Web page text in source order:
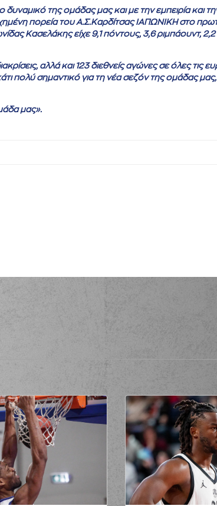
της ομάδας μας και με την εμπειρία και
πορεία του Α.Σ.Καρδίτσας ΙΑΠΩΝΙΚΗ στο
Κασελάκης είχε 9,1 πόντους, 3,6 ριμπάουντ, 2,2
αλλά και 123 διεθνείς αγώνες σε όλες τις
πολύ σημαντικό για τη νέα σεζόν της ομάδας
μας».